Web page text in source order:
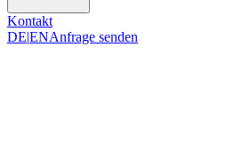
Kontakt
DE|ENAnfrage senden